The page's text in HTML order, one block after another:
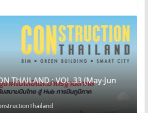
THAILAND : VOL.33 (May-Jun